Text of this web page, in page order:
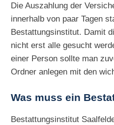
Die Auszahlung der
innerhalb von paar Tagen
Bestattungsinstitut. Damit
nicht erst alle gesucht
einer Person sollte man
Ordner anlegen mit den
Was muss ein
Bestattungsinstitut